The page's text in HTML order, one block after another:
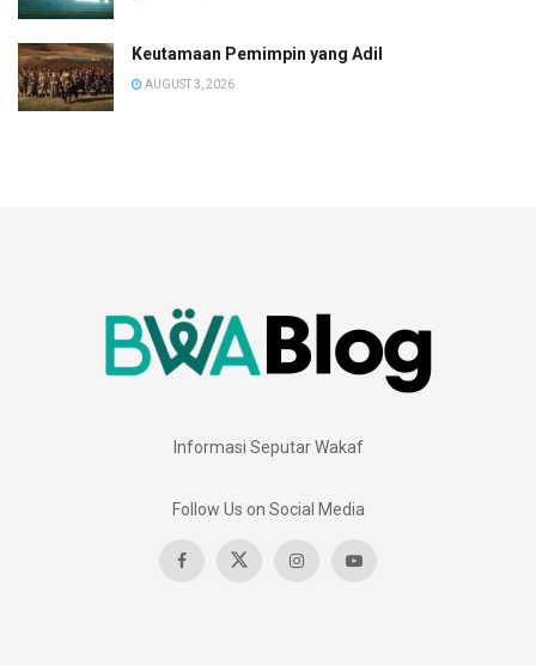
Keutamaan Pemimpin yang Adil
AUGUST 3, 2026
Informasi Seputar Wakaf
Follow Us on Social Media